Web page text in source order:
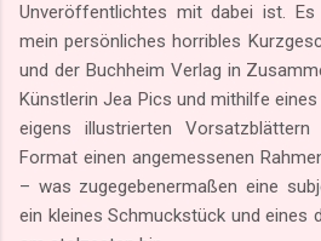
Unveröffentlichtes mit dabei ist.
mein persönliches horribles
und der Buchheim Verlag in
Künstlerin Jea Pics und mithilfe
eigens illustrierten
Format einen angemessenen
– was zugegebenermaßen eine
ein kleines Schmuckstück und eines